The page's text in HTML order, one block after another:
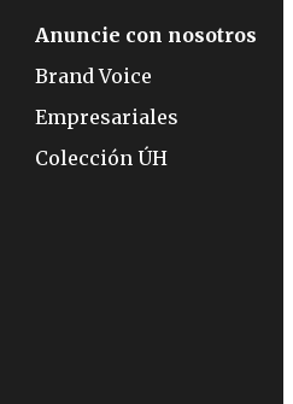
Anuncie con nosotros
Brand Voice
Empresariales
Colección ÚH